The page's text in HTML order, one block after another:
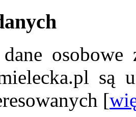
osobowe
są
[